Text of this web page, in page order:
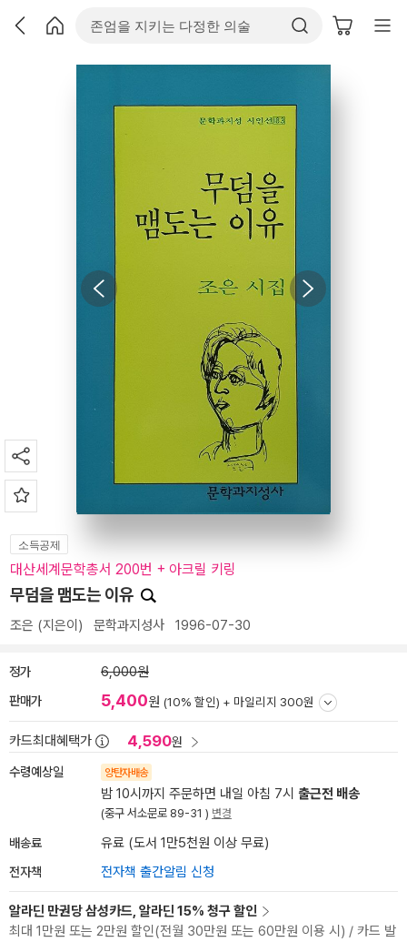
소득공제
대산세계문학총서 200번 + 아크릴 키링
무덤을 맴도는 이유
조은 (지은이) 문학과지성사 1996-07-30
정가 6,000원
판매가 5,400원 (10% 할인) + 마일리지 300원
카드최대혜택가 4,590원
수령예상일 양탄자배송
밤 10시까지 주문하면 내일 아침 7시 출근전 배송
(중구 서소문로 89-31 ) 변경
배송료 유료 (도서 1만5천원 이상 무료)
전자책 전자책 출간알림 신청
알라딘 만권당 삼성카드, 알라딘 15% 청구 할인
최대 1만원 또는 2만원 할인(전월 30만원 또는 60만원 이용 시) / 카드 발